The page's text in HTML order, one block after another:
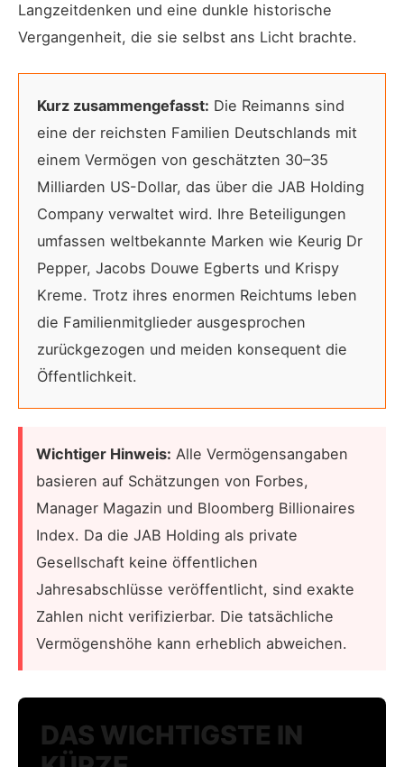
Langzeitdenken und eine dunkle historische
Vergangenheit, die sie selbst ans Licht brachte.
Kurz zusammengefasst: Die Reimanns sind
eine der reichsten Familien Deutschlands mit
einem Vermögen von geschätzten 30–35
Milliarden US-Dollar, das über die JAB Holding
Company verwaltet wird. Ihre Beteiligungen
umfassen weltbekannte Marken wie Keurig Dr
Pepper, Jacobs Douwe Egberts und Krispy
Kreme. Trotz ihres enormen Reichtums leben
die Familienmitglieder ausgesprochen
zurückgezogen und meiden konsequent die
Öffentlichkeit.
Wichtiger Hinweis: Alle Vermögensangaben
basieren auf Schätzungen von Forbes,
Manager Magazin und Bloomberg Billionaires
Index. Da die JAB Holding als private
Gesellschaft keine öffentlichen
Jahresabschlüsse veröffentlicht, sind exakte
Zahlen nicht verifizierbar. Die tatsächliche
Vermögenshöhe kann erheblich abweichen.
DAS WICHTIGSTE IN